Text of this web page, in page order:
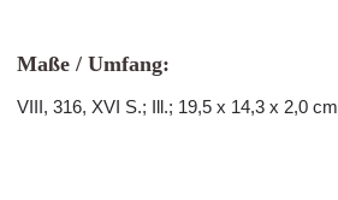
Maße / Umfang:
VIII, 316, XVI S.; Ill.; 19,5 x 14,3 x 2,0 cm